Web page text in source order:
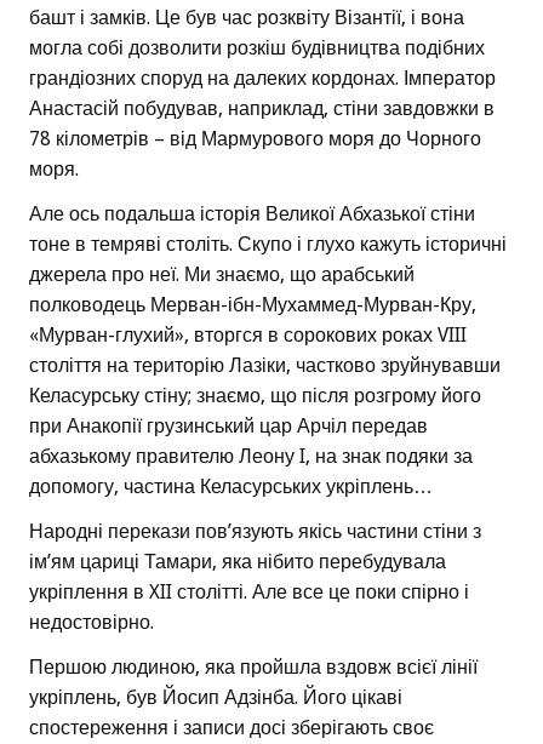
башт і замків. Це був час розквіту Візантії, і вона
могла собі дозволити розкіш будівництва подібних
грандіозних споруд на далеких кордонах. Імператор
Анастасій побудував, наприклад, стіни завдовжки в
78 кілометрів – від Мармурового моря до Чорного
моря.
Але ось подальша історія Великої Абхазької стіни
тоне в темряві століть. Скупо і глухо кажуть історичні
джерела про неї. Ми знаємо, що арабський
полководець Мерван-ібн-Мухаммед-Мурван-Кру,
«Мурван-глухий», вторгся в сорокових роках VIII
століття на територію Лазіки, частково зруйнувавши
Келасурську стіну; знаємо, що після розгрому його
при Анакопії грузинський цар Арчіл передав
абхазькому правителю Леону I, на знак подяки за
допомогу, частина Келасурських укріплень…
Народні перекази пов’язують якісь частини стіни з
ім’ям цариці Тамари, яка нібито перебудувала
укріплення в XII столітті. Але все це поки спірно і
недостовірно.
Першою людиною, яка пройшла вздовж всієї лінії
укріплень, був Йосип Адзінба. Його цікаві
спостереження і записи досі зберігають своє